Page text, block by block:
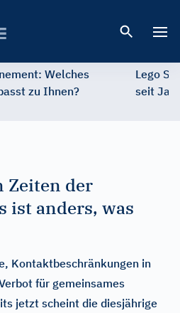
Welches
zu Ihnen?
Lego
seit
Zeiten der
ist anders, was
Kontaktbeschränkungen in
für gemeinsames
jetzt scheint die diesjährige